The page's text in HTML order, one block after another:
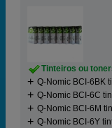
Tinteiros ou
Q-Nomic BCI-6BK
Q-Nomic BCI-6C
Q-Nomic BCI-6M
Q-Nomic BCI-6Y